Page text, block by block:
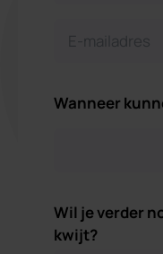
Wanneer
Wil je verder
kwijt?